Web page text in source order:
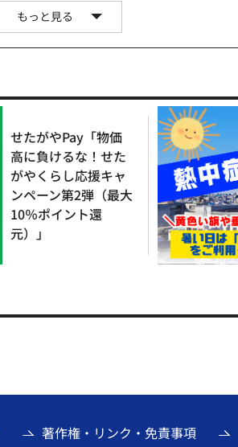
もっと見る
せたがやPay「物価
高に負けるな！せた
がやくらし応援キャ
ンペーン第2弾（最大
10％ポイント還
元）」
著作権・リンク・免責事項